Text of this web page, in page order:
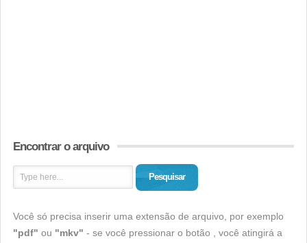
Encontrar o arquivo
Pesquisar
Você só precisa inserir uma extensão de arquivo, por exemplo
"pdf" ou "mkv" - se você pressionar o botão , você atingirá a